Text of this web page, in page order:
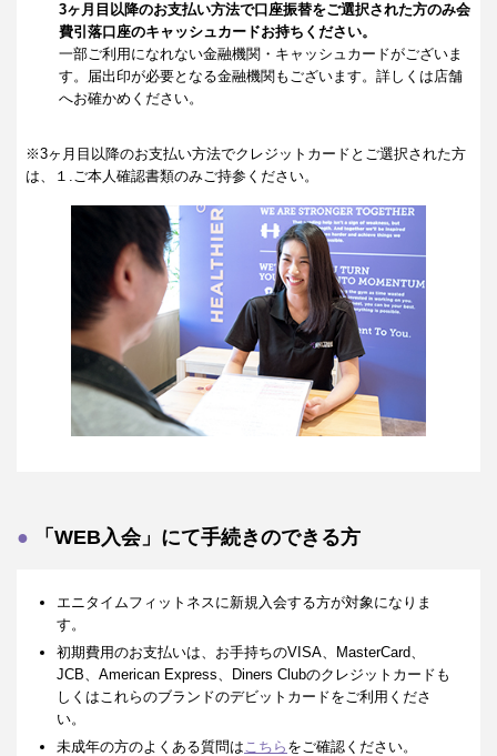
3ヶ月目以降のお支払い方法で口座振替をご選択された方のみ会
費引落口座のキャッシュカードお持ちください。
一部ご利用になれない金融機関・キャッシュカードがございま
す。届出印が必要となる金融機関もございます。詳しくは店舗
へお確かめください。
※3ヶ月目以降のお支払い方法でクレジットカードとご選択された方
は、１.ご本人確認書類のみご持参ください。
「WEB入会」にて手続きのできる方
エニタイムフィットネスに新規入会する方が対象になりま
す。
初期費用のお支払いは、お手持ちのVISA、MasterCard、
JCB、American Express、Diners Clubのクレジットカードも
しくはこれらのブランドのデビットカードをご利用くださ
い。
未成年の方のよくある質問はこちら をご確認ください。